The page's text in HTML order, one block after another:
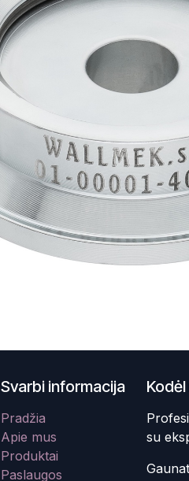
su
Svarbi informacija
Pradžia
Apie mus
Produktai
Paslaugos